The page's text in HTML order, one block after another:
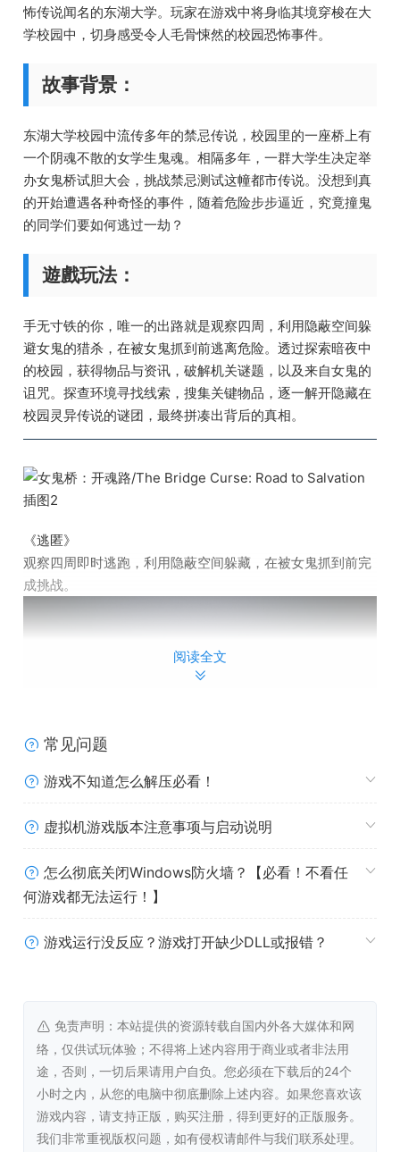
怖传说闻名的东湖大学。玩家在游戏中将身临其境穿梭在大
学校园中，切身感受令人毛骨悚然的校园恐怖事件。
故事背景：
东湖大学校园中流传多年的禁忌传说，校园里的一座桥上有
一个阴魂不散的女学生鬼魂。相隔多年，一群大学生决定举
办女鬼桥试胆大会，挑战禁忌测试这幢都市传说。没想到真
的开始遭遇各种奇怪的事件，随着危险步步逼近，究竟撞鬼
的同学们要如何逃过一劫？
遊戲玩法：
手无寸铁的你，唯一的出路就是观察四周，利用隐蔽空间躲
避女鬼的猎杀，在被女鬼抓到前逃离危险。透过探索暗夜中
的校园，获得物品与资讯，破解机关谜题，以及来自女鬼的
诅咒。探查环境寻找线索，搜集关键物品，逐一解开隐藏在
校园灵异传说的谜团，最终拼凑出背后的真相。
《逃匿》
观察四周即时逃跑，利用隐蔽空间躲藏，在被女鬼抓到前完
成挑战。
《解谜》
透过探索获得的物品与资讯，破解机关谜题，以及来自女鬼
的诅咒。
阅读全文
常见问题
游戏不知道怎么解压必看！
虚拟机游戏版本注意事项与启动说明
怎么彻底关闭Windows防火墙？【必看！不看任
何游戏都无法运行！】
游戏运行没反应？游戏打开缺少DLL或报错？
免责声明：本站提供的资源转载自国内外各大媒体和网
络，仅供试玩体验；不得将上述内容用于商业或者非法用
途，否则，一切后果请用户自负。您必须在下载后的24个
小时之内，从您的电脑中彻底删除上述内容。如果您喜欢该
游戏内容，请支持正版，购买注册，得到更好的正版服务。
我们非常重视版权问题，如有侵权请邮件与我们联系处理。